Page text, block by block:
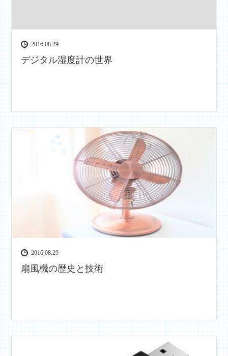
2016.08.29
デジタル湿度計の世界
2016.08.29
扇風機の歴史と技術